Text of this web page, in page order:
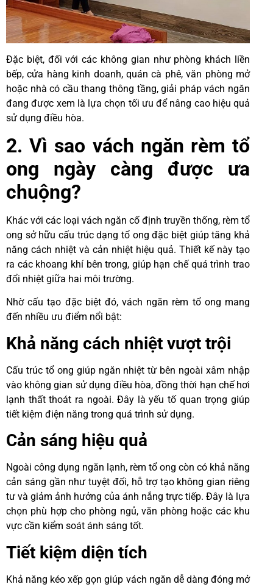
Đặc biệt, đối với các không gian như phòng khách liền
bếp, cửa hàng kinh doanh, quán cà phê, văn phòng mở
hoặc nhà có cầu thang thông tầng, giải pháp vách ngăn
đang được xem là lựa chọn tối ưu để nâng cao hiệu quả
sử dụng điều hòa.
2. Vì sao vách ngăn rèm tổ
ong ngày càng được ưa
chuộng?
Khác với các loại vách ngăn cố định truyền thống, rèm tổ
ong sở hữu cấu trúc dạng tổ ong đặc biệt giúp tăng khả
năng cách nhiệt và cản nhiệt hiệu quả. Thiết kế này tạo
ra các khoang khí bên trong, giúp hạn chế quá trình trao
đổi nhiệt giữa hai môi trường.
Nhờ cấu tạo đặc biệt đó, vách ngăn rèm tổ ong mang
đến nhiều ưu điểm nổi bật:
Khả năng cách nhiệt vượt trội
Cấu trúc tổ ong giúp ngăn nhiệt từ bên ngoài xâm nhập
vào không gian sử dụng điều hòa, đồng thời hạn chế hơi
lạnh thất thoát ra ngoài. Đây là yếu tố quan trọng giúp
tiết kiệm điện năng trong quá trình sử dụng.
Cản sáng hiệu quả
Ngoài công dụng ngăn lạnh, rèm tổ ong còn có khả năng
cản sáng gần như tuyệt đối, hỗ trợ tạo không gian riêng
tư và giảm ảnh hưởng của ánh nắng trực tiếp. Đây là lựa
chọn phù hợp cho phòng ngủ, văn phòng hoặc các khu
vực cần kiểm soát ánh sáng tốt.
Tiết kiệm diện tích
Khả năng kéo xếp gọn giúp vách ngăn dễ dàng đóng mở